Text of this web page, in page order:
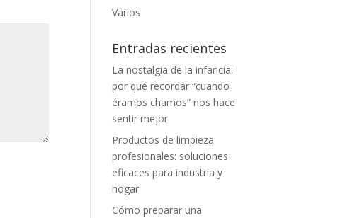
Varios
Entradas recientes
La nostalgia de la infancia:
por qué recordar “cuando
éramos chamos” nos hace
sentir mejor
Productos de limpieza
profesionales: soluciones
eficaces para industria y
hogar
Cómo preparar una